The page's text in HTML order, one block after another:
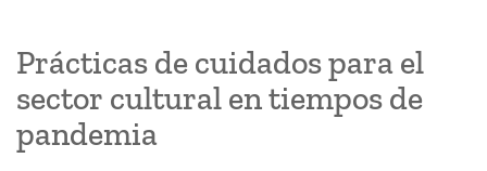
Prácticas de cuidados para el
sector cultural en tiempos de
pandemia